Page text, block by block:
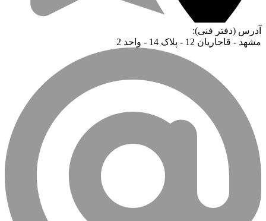
آدرس (دفتر فنی):
مشهد - قاجاریان 12 - پلاک 14 - واحد 2